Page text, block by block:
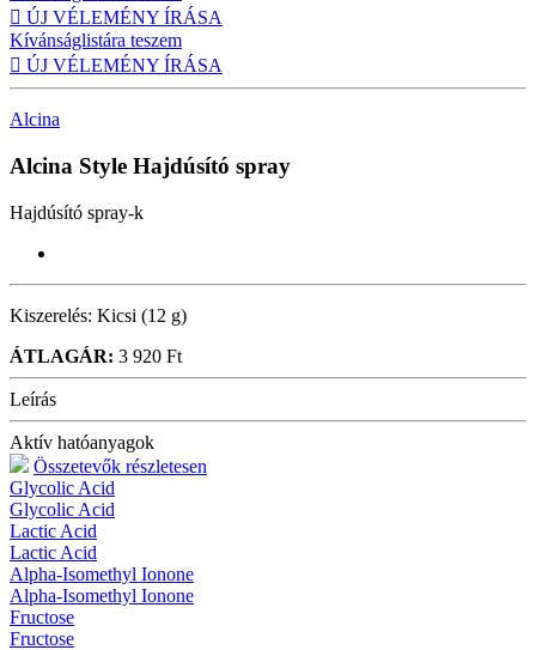
 ÚJ VÉLEMÉNY ÍRÁSA
Kívánságlistára teszem
 ÚJ VÉLEMÉNY ÍRÁSA
Alcina
Alcina Style Hajdúsító spray
Hajdúsító spray-k
Kiszerelés: Kicsi (12 g)
ÁTLAGÁR: 3 920 Ft
Leírás
Aktív hatóanyagok
Összetevők részletesen
Glycolic Acid
Glycolic Acid
Lactic Acid
Lactic Acid
Alpha-Isomethyl Ionone
Alpha-Isomethyl Ionone
Fructose
Fructose